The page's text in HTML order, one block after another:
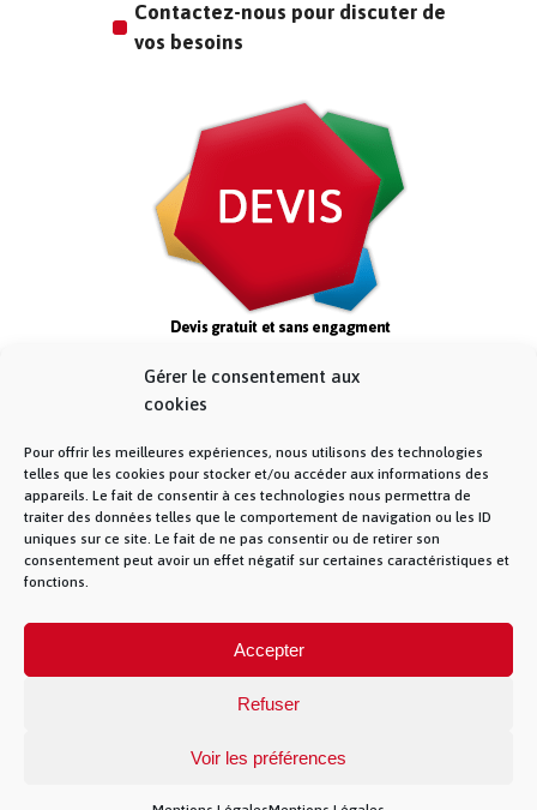
Gérer le consentement aux
cookies
Pour offrir les meilleures expériences, nous utilisons des technologies
telles que les cookies pour stocker et/ou accéder aux informations des
appareils. Le fait de consentir à ces technologies nous permettra de
traiter des données telles que le comportement de navigation ou les ID
uniques sur ce site. Le fait de ne pas consentir ou de retirer son
consentement peut avoir un effet négatif sur certaines caractéristiques et
fonctions.
Accepter
Refuser
Voir les préférences
Contactez-nous pour discuter de
vos besoins
allée des chevreuils – 69380 Lissieu – 04 28 28 28
28 –Contact– La Fibre Lyonnaise est une
marque de la société Muona SAS